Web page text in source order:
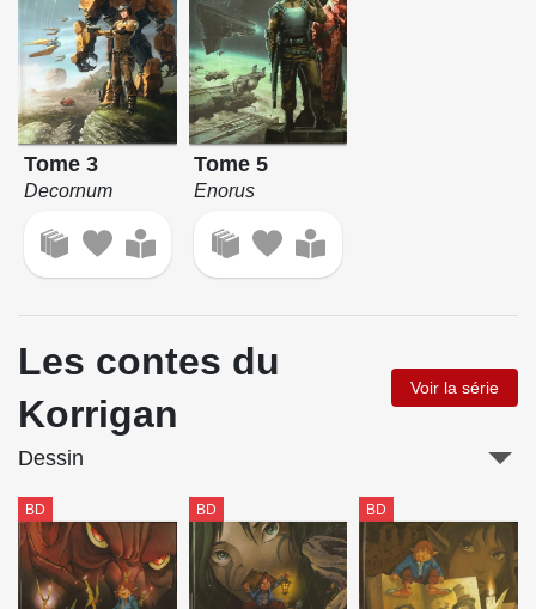
Tome 3
Decornum
Tome 5
Enorus
Les contes du
Korrigan
Voir la série
Dessin
BD BD BD